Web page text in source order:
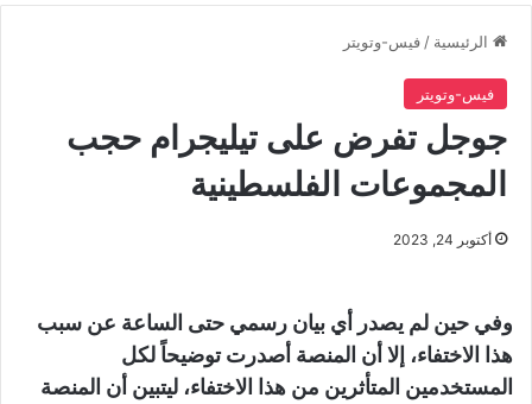
الرئيسية / فيس-وتويتر
فيس-وتويتر
جوجل تفرض على تيليجرام حجب
المجموعات الفلسطينية
أكتوبر 24, 2023
وفي حين لم يصدر أي بيان رسمي حتى الساعة عن سبب
هذا الاختفاء، إلا أن المنصة أصدرت توضيحاً لكل
المستخدمين المتأثرين من هذا الاختفاء، ليتبين أن المنصة